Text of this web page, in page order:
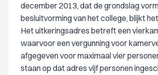
december 2013, dat de grondslag
besluitvorming van het college, blijkt
Het uitkeringsadres betreft een
waarvoor een vergunning voor
afgegeven voor maximaal vier
staan op dat adres vijf personen